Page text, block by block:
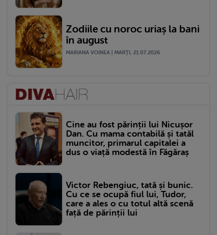
Zodiile cu noroc uriaș la bani
în august
MARIANA VOINEA | MARŢI, 21.07.2026
Cine au fost părinții lui Nicușor
Dan. Cu mama contabilă și tatăl
muncitor, primarul capitalei a
dus o viață modestă în Făgăraș
Victor Rebengiuc, tată și bunic.
Cu ce se ocupă fiul lui, Tudor,
care a ales o cu totul altă scenă
față de părinții lui